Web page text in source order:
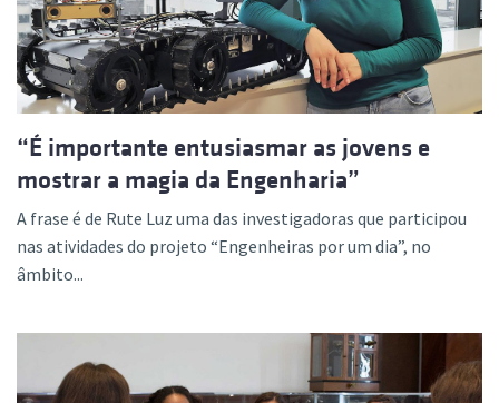
“É importante entusiasmar as jovens e
mostrar a magia da Engenharia”
A frase é de Rute Luz uma das investigadoras que participou
nas atividades do projeto “Engenheiras por um dia”, no
âmbito...